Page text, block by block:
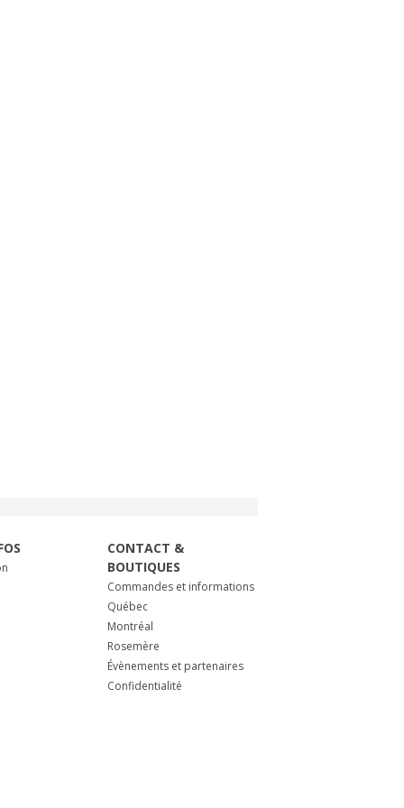
CONTACT &
BOUTIQUES
Commandes et informations
Québec
Montréal
Rosemère
Évènements et partenaires
Confidentialité